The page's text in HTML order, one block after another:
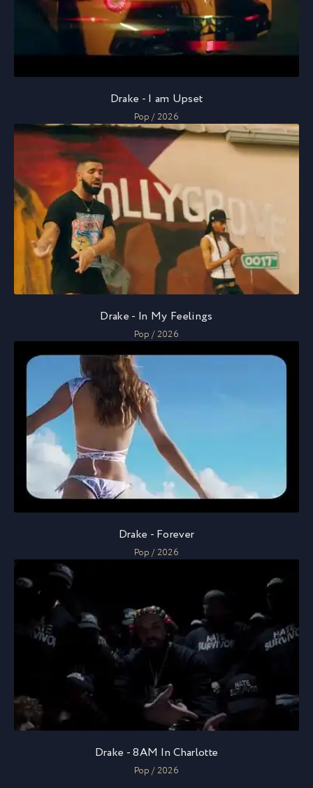
Drake - I am Upset
Pop / 2026
Drake - In My Feelings
Pop / 2026
Drake - Forever
Pop / 2026
Drake - 8AM In Charlotte
Pop / 2026